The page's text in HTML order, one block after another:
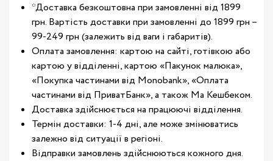
*Доставка безкоштовна при замовленні від 1899
грн. Вартість доставки при замовленні до 1899 грн –
99-249 грн (залежить від ваги і габаритів).
Оплата замовлення: картою на сайті, готівкою або
картою у відділенні, картою «Пакунок малюка»,
«Покупка частинами від Monobank», «Оплата
частинами від ПриватБанк», а також Ма Кешбеком.
Доставка здійснюється на працюючі відділення.
Термін доставки: 1-4 дні, але може змінюватись
залежно від ситуації в регіоні.
Відправки замовлень здійснюються кожного дня.